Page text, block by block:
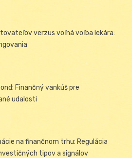
verzus voľná voľba lekára:
Finančný vankúš pre
udalosti
na finančnom trhu: Regulácia
tipov a signálov